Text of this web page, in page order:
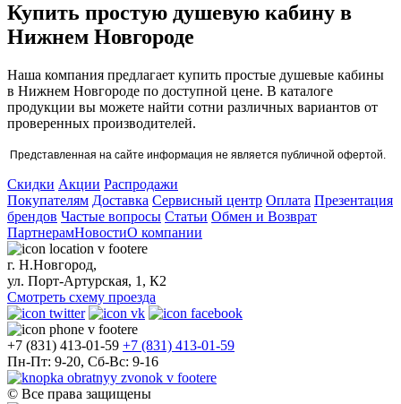
Купить простую душевую кабину в
Нижнем Новгороде
Наша компания предлагает купить простые душевые кабины
в Нижнем Новгороде по доступной цене. В каталоге
продукции вы можете найти сотни различных вариантов от
проверенных производителей.
Представленная на сайте информация не является публичной офертой.
Скидки Акции Распродажи
Покупателям Доставка Сервисный центр Оплата Презентация
брендов Частые вопросы Статьи Обмен и Возврат
ПартнерамНовостиО компании
г. Н.Новгород,
ул. Порт-Артурская, 1, К2
Смотреть схему проезда
+7 (831) 413-01-59 +7 (831) 413-01-59
Пн-Пт: 9-20, Сб-Вс: 9-16
© Все права защищены